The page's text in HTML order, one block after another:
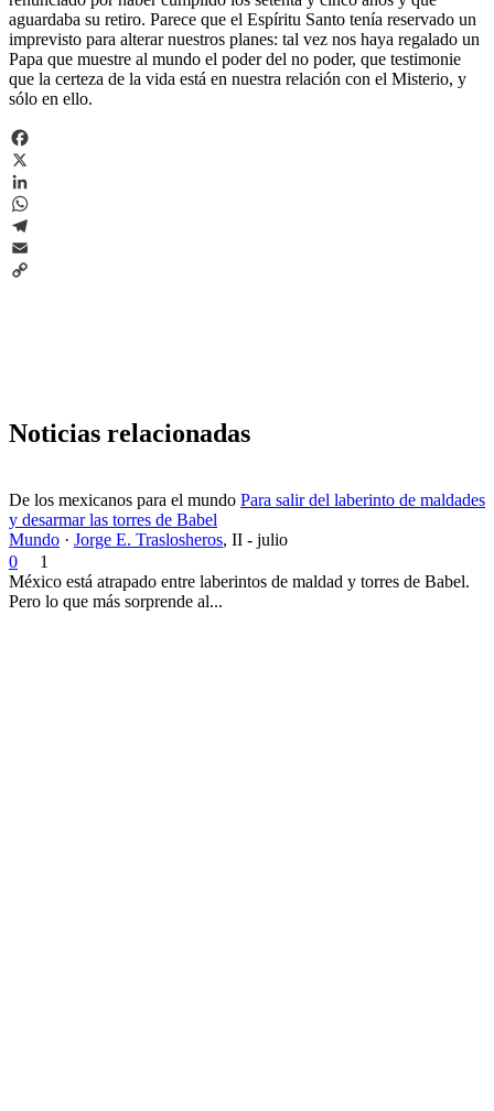
aguardaba su retiro. Parece que el Espíritu Santo tenía reservado un
imprevisto para alterar nuestros planes: tal vez nos haya regalado un
Papa que muestre al mundo el poder del no poder, que testimonie
que la certeza de la vida está en nuestra relación con el Misterio, y
sólo en ello.
Facebook
X
LinkedIn
WhatsApp
Telegram
Email
Noticias relacionadas
De los mexicanos para el mundo Para salir del laberinto de maldades
y desarmar las torres de Babel
Mundo · Jorge E. Traslosheros, II - julio
0
1
México está atrapado entre laberintos de maldad y torres de Babel.
Pero lo que más sorprende al...